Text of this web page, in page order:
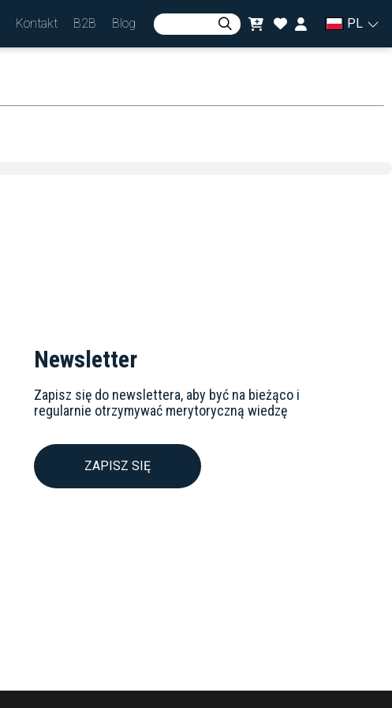
Kontakt B2B Blog PL
Newsletter
Zapisz się do newslettera, aby być na bieżąco i
regularnie otrzymywać merytoryczną wiedzę
ZAPISZ SIĘ